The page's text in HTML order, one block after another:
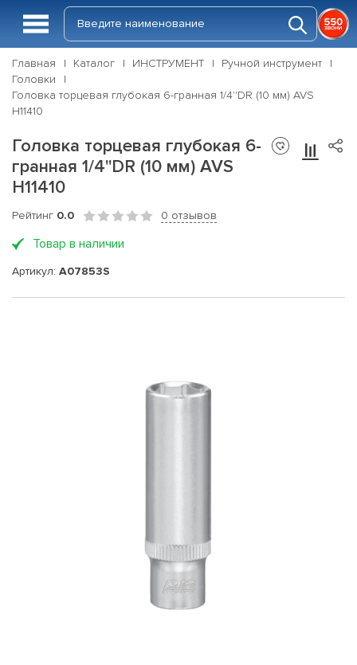
Главная Каталог ИНСТРУМЕНТ
Ручной инструмент
Головки
Головка торцевая глубокая 6-гранная 1/4''DR (10 мм) AVS
H11410
Головка торцевая глубокая 6-
гранная 1/4''DR (10 мм) AVS
H11410
Рейтинг 0.0 0 отзывов
Товар в наличии
Артикул: A07853S